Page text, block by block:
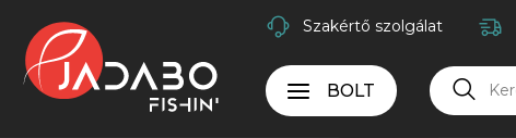
Szakértő szolgálat
BOLT